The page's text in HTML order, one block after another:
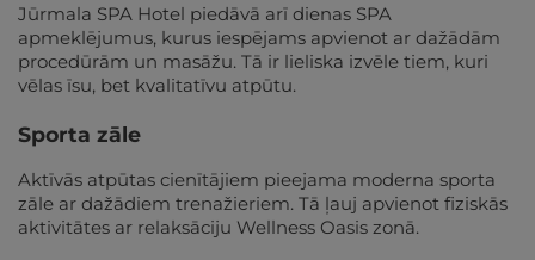
Jūrmala SPA Hotel piedāvā arī dienas SPA
apmeklējumus, kurus iespējams apvienot ar dažādām
procedūrām un masāžu. Tā ir lieliska izvēle tiem, kuri
vēlas īsu, bet kvalitatīvu atpūtu.
Sporta zāle
Aktīvās atpūtas cienītājiem pieejama moderna sporta
zāle ar dažādiem trenažieriem. Tā ļauj apvienot fiziskās
aktivitātes ar relaksāciju Wellness Oasis zonā.